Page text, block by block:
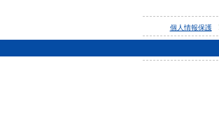
個人情報保護